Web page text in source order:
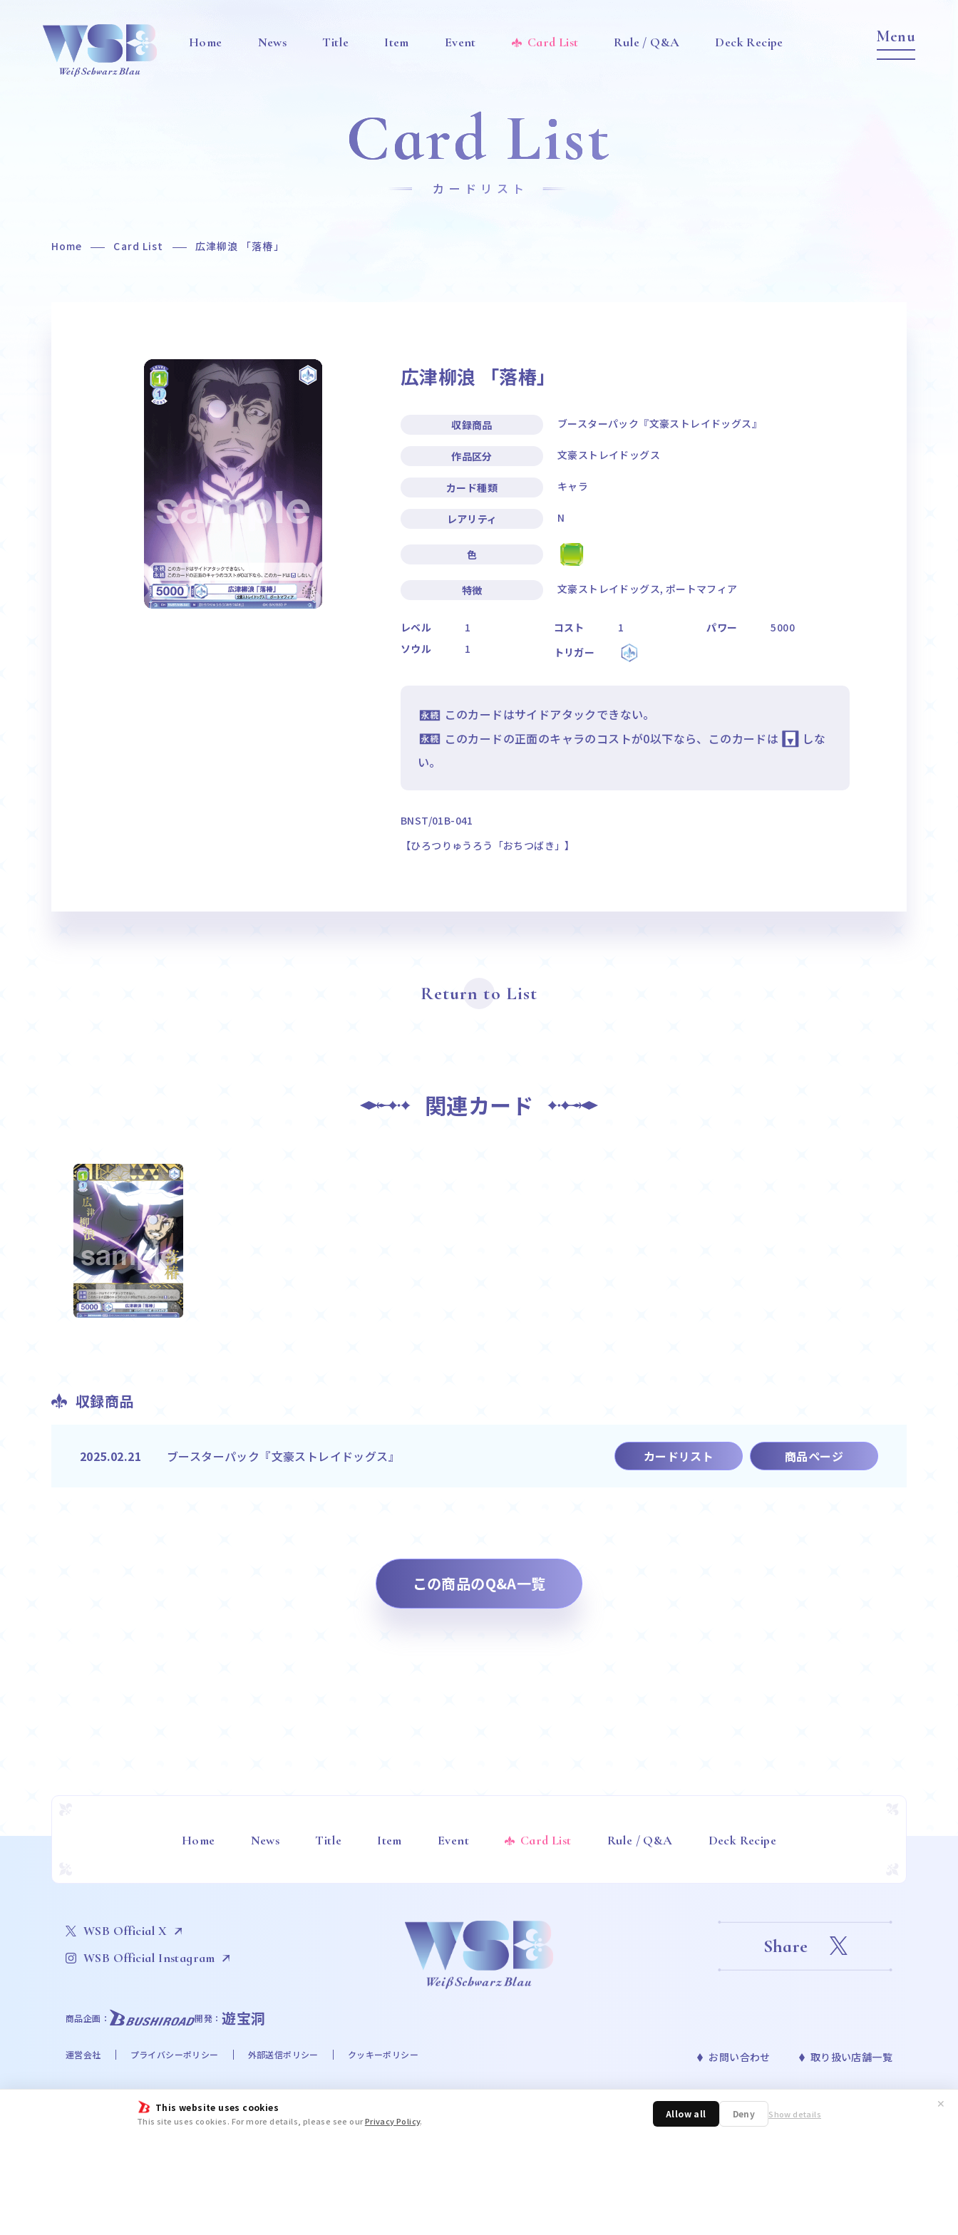
This website uses cookies
This site uses cookies. For more details, please see ourPrivacy Policy.
Allow all Deny Show details
✕
Home News Title Item Event Card List Rule / Q&A Deck Recipe
Event
イベント
Card List Rule / Q&A
Card List
カードリスト
Home Card List 広津柳浪 「落椿」
広津柳浪 「落椿」
収録商品 ブースターパック『文豪ストレイドッグス』
作品区分 文豪ストレイドッグス
カード種類 キャラ
レアリティ N
色
特徴 文豪ストレイドッグス, ポートマフィア
レベル 1 コスト 1 パワー
5000
ソウル
1 トリガー
このカードはサイドアタックできない。
このカードの正面のキャラのコストが0以下なら、このカードは
しな
い。
BNST/01B-041
【ひろつりゅうろう「おちつばき」】
Return to List
関連カード
収録商品
2025.02.21 ブースターパック『文豪ストレイドッグス』 カードリスト 商品ページ
この商品のQ&A一覧
Home News Title Item Event Card List Rule / Q&A Deck Recipe
WSB Official X
WSB Official Instagram
Share
商品企画： 開発： 遊宝洞
運営会社 プライバシーポリシー 外部送信ポリシー クッキーポリシー お問い合わせ 取り扱い店舗一覧
©Liber Entertainment Inc. All Rights Reserved. ©UTA☆PRI-MOVIE PROJECT ©UTA☆PRI-MOVIE ST PROJECT ©Eve THE IDOLM@STER™& ©Bandai Namco Entertainment Inc. ©Disney
©Disney. Based on the “Winnie the Pooh” works by A.A. Milne and E.H. Shepard. © 2016 COVER Corp. © STPR Inc. ©ARGONAVIS project. ©青山剛昌／小学館・読売テレビ・TMS 1996 ©nagano /